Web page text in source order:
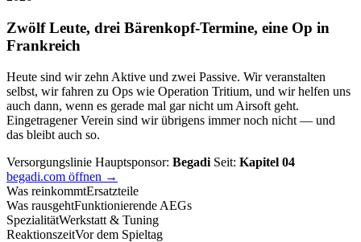
Zwölf Leute, drei Bärenkopf-Termine, eine Op in
Frankreich
Heute sind wir zehn Aktive und zwei Passive. Wir veranstalten
selbst, wir fahren zu Ops wie Operation Tritium, und wir helfen uns
auch dann, wenn es gerade mal gar nicht um Airsoft geht.
Eingetragener Verein sind wir übrigens immer noch nicht — und
das bleibt auch so.
Versorgungslinie Hauptsponsor: Begadi Seit: Kapitel 04
begadi.com öffnen →
Was reinkommtErsatzteile
Was rausgehtFunktionierende AEGs
SpezialitätWerkstatt & Tuning
ReaktionszeitVor dem Spieltag